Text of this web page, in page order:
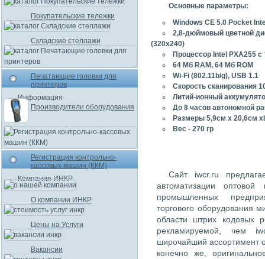
Основные параметры:
Windows CE 5.0 Pocket
2,8-дюймовый цветной
(320x240)
Процессор Intel PXA255 с
64 Мб RAM, 64 Мб ROM
Wi-Fi (802.11b/g), USB 1.1
Скорость сканирования
Литий-ионный
До 8 часов автономной
Размеры 5,9см х 20,6см
Вес - 270 гр
Сайт iwcr.ru
автоматизации
промышленных
торгового оборудования
области штрих кодовых
рекламируемой, чем
широчайший ассортимент
конечно же,
Покупательские тележки
Складские стеллажи
Печатающие головки для
принтеров
Информация
Производители оборудования
Регистрация контрольно-
кассовых машин (ККМ)
Компания ИНКР
О компании ИНКР
Цены на Услуги
Вакансии